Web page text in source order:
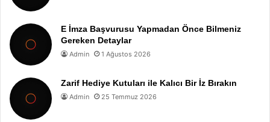
E İmza Başvurusu Yapmadan Önce Bilmeniz
Gereken Detaylar
Admin 1 Ağustos 2026
Zarif Hediye Kutuları ile Kalıcı Bir İz Bırakın
Admin 25 Temmuz 2026